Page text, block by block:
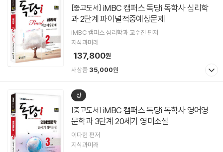
[중고도서]
과 2단계 파이널적중예상문제
iMBC 캠퍼스 심리학과 교수진 편저
지식과미래
137,800원
새상품 35,000원
상
[중고도서]
문학과 3단계 20세기 영미소설
이다현 편저
지식과미래